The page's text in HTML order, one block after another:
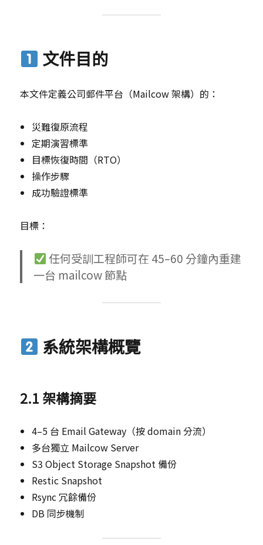
文件目的
本文件定義公司郵件平台（Mailcow 架構）的：
災難復原流程
定期演習標準
目標恢復時間（RTO）
操作步驟
成功驗證標準
目標：
任何受訓工程師可在 45–60 分鐘內重建
一台 mailcow 節點
系統架構概覽
2.1 架構摘要
4–5 台 Email Gateway（按 domain 分流）
多台獨立 Mailcow Server
S3 Object Storage Snapshot 備份
Restic Snapshot
Rsync 冗餘備份
DB 同步機制